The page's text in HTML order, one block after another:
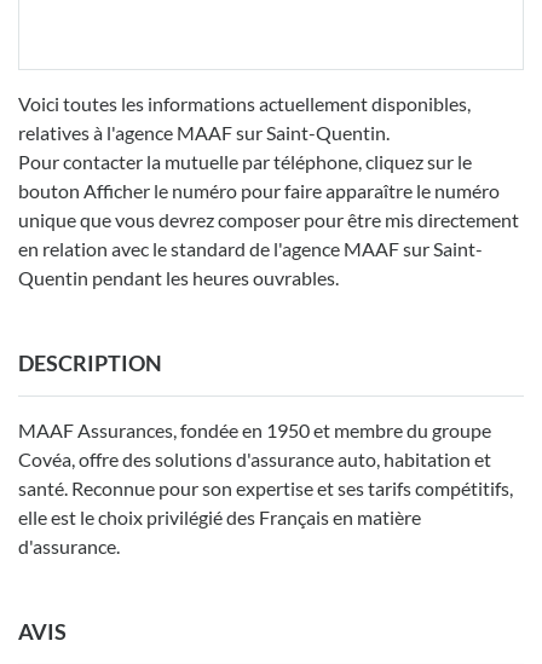
Voici toutes les informations actuellement disponibles,
relatives à l'agence MAAF sur Saint-Quentin.
Pour contacter la mutuelle par téléphone, cliquez sur le
bouton Afficher le numéro pour faire apparaître le numéro
unique que vous devrez composer pour être mis directement
en relation avec le standard de l'agence MAAF sur Saint-
Quentin pendant les heures ouvrables.
DESCRIPTION
MAAF Assurances, fondée en 1950 et membre du groupe
Covéa, offre des solutions d'assurance auto, habitation et
santé. Reconnue pour son expertise et ses tarifs compétitifs,
elle est le choix privilégié des Français en matière
d'assurance.
AVIS